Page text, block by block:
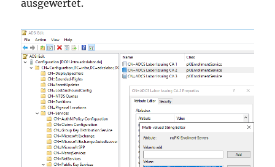
ausgewertet.